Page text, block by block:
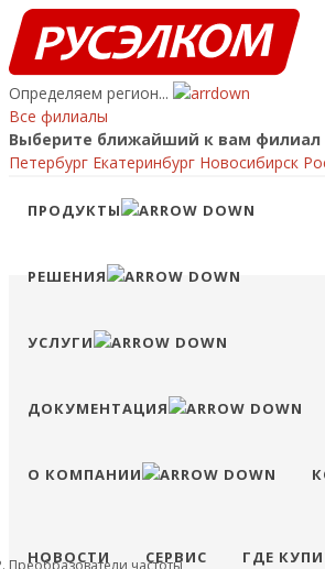
Определяем регион...
Все филиалы
Выберите ближайший к вам филиал
Петербург Екатеринбург Новосибирск
ПЕРЕЙТИ НА САЙТ ФИЛИАЛА ОСТАТЬСЯ
8 (800) 707-15-56 info@ruselkom.ru
ПРОДУКТЫ
РЕШЕНИЯ
УСЛУГИ
ДОКУМЕНТАЦИЯ
О КОМПАНИИ
НОВОСТИ СЕРВИС ГДЕ
Преобразователи частоты